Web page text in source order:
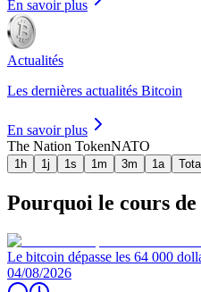
En savoir plus
Actualités
Les dernières actualités Bitcoin
En savoir plus
The Nation TokenNATO
1h 1j 1s 1m 3m 1a Total
Pourquoi le cours
Le bitcoin dépasse les 64 000
04/08/2026